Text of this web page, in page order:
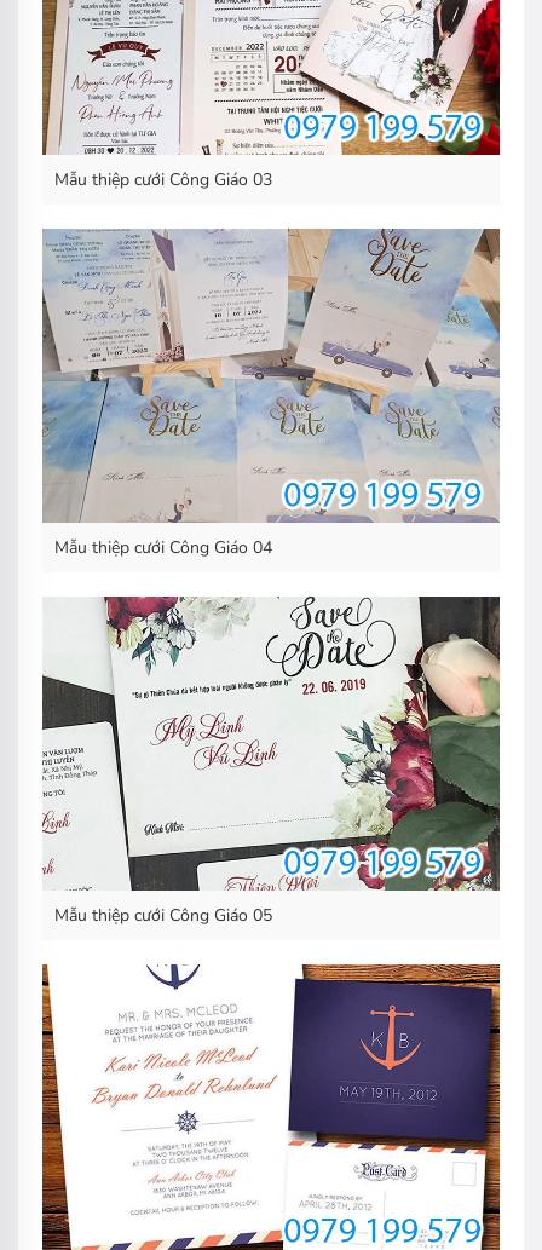
Mẫu thiệp cưới Công Giáo 03
Mẫu thiệp cưới Công Giáo 04
Mẫu thiệp cưới Công Giáo 05